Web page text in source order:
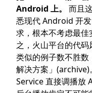
Android 上。
而且
悉现代 Android 开
求，根本不考虑最
之，火山平台的代码
类似的例子数不胜数
解决方案」(archive)
Service 直接调播放